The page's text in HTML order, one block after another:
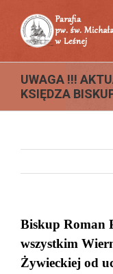
zawartości
UWAGA !!!
KSIĘDZA
Biskup Roman
wszystkim
Żywieckiej od